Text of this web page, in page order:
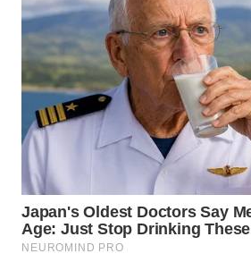
WN
KALSEL
WN
KALTIM
SULSEL
WN
GORONTALO